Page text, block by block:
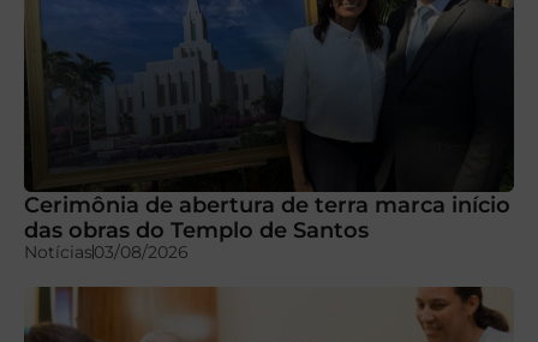
Cerimônia de abertura de terra marca início
das obras do Templo de Santos
Notícias03/08/2026